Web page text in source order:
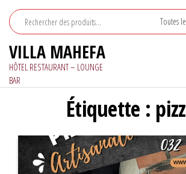
contenu
VILLA MAHEFA
HÔTEL RESTAURANT – LOUNGE
BAR
Étiquette :